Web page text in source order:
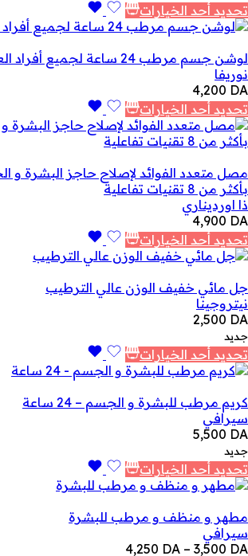
تحديد أحد الخيارات
لوشن جسم مرطب 24 ساعة لجميع أفراد العائلة
نوريفا
4,200 DA
تحديد أحد الخيارات
مصل متعدد الفوائد لإصلاح حاجز البشرة و
بأكثر من 8 تقنيات تفاعلية
ذا اورديناري
4,900 DA
تحديد أحد الخيارات
جل مائي خفيف الوزن عالي الترطيب
نيتروجينا
2,500 DA
جديد
تحديد أحد الخيارات
كريم مرطب للبشرة و الجسم – 24 ساعة
سيرافي
5,500 DA
جديد
تحديد أحد الخيارات
مطهر و منظف و مرطب للبشرة
سيرافي
3,500 DA
–
4,250 DA